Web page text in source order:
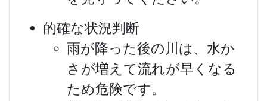
的確な状況判断
雨が降った後の川は、水か
さが増えて流れが早くなる
ため危険です。